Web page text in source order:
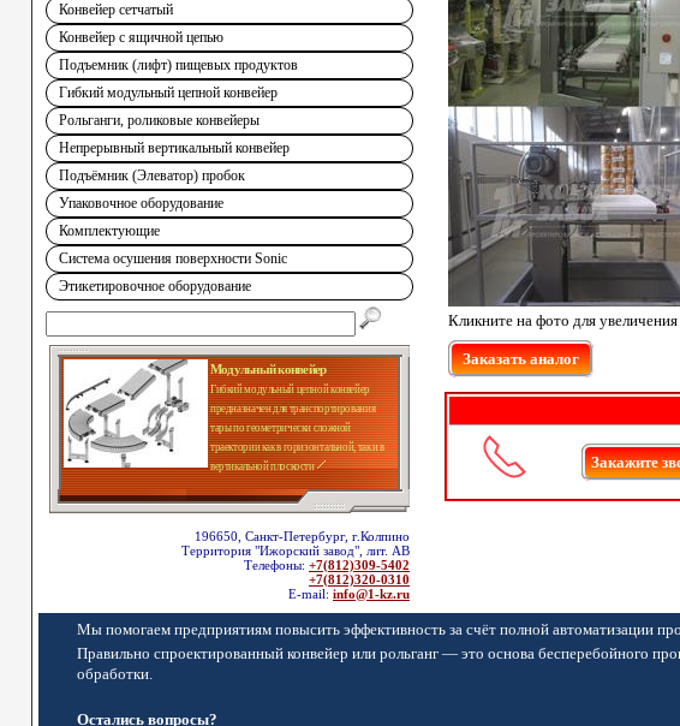
Конвейер сетчатый
Конвейер с ящичной цепью
Подъемник (лифт) пищевых продуктов
Гибкий модульный цепной конвейер
Рольганги, роликовые конвейеры
Непрерывный вертикальный конвейер
Подъёмник (Элеватор) пробок
Упаковочное оборудование
Комплектующие
Система осушения поверхности Sonic
Этикетировочное оборудование
Модульный конвейер
Гибкий модульный цепной конвейер
предназначен для транспортирования
тары по геометрически сложной
траектории как в горизонтальной, так и в
вертикальной плоскости
196650, Санкт-Петербург, г.Колпино
Территория "Ижорский завод", лит. АВ
Телефоны: +7(812)309-5402
+7(812)320-0310
E-mail: info@1-kz.ru
Кликните на фото для увеличения
Заказать аналог
Закажите
Мы помогаем предприятиям повысить эффективность за счёт полной автоматизации
Правильно спроектированный конвейер или рольганг — это основа бесперебойного
обработки.
Остались вопросы?